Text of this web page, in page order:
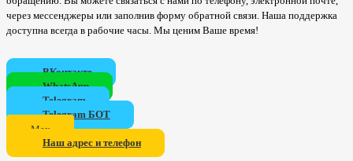
через мессенджеры или заполнив форму обратной связи. Наша поддержка
доступна всегда в рабочие часы. Мы ценим Ваше время!
ВКонтакте
WhatsApp
Telegram
Telegram БОТ
Мах
Наш адрес и телефон